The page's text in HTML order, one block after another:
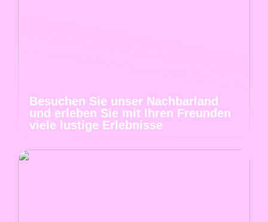
Besuchen Sie unser Nachbarland
und erleben Sie mit Ihren Freunden
viele lustige Erlebnisse